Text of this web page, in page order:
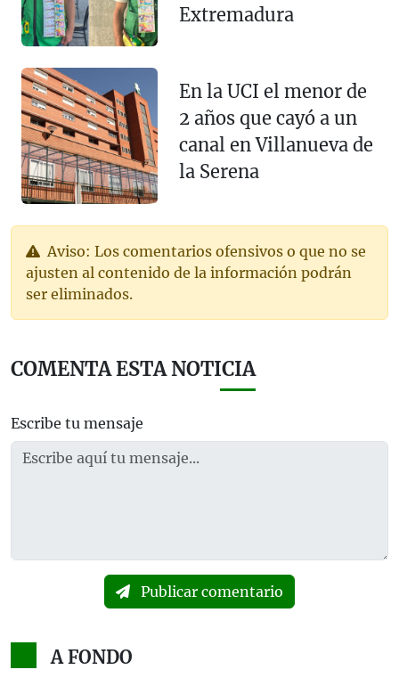
Extremadura
En la UCI el menor de
2 años que cayó a un
canal en Villanueva de
la Serena
Aviso: Los comentarios ofensivos o que no se
ajusten al contenido de la información podrán
ser eliminados.
COMENTA ESTA NOTICIA
Escribe tu mensaje
Publicar comentario
A FONDO